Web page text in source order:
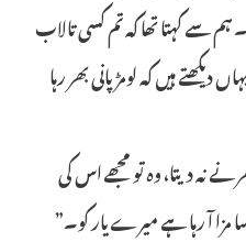
سے کہتا تھا کہ تم کسی تالاب
ہیں کہ لومڑ پانی بھر رہا
نہ دیتا، وہ تو مجھے اس کی
مزا آ رہا ہے میرے یار کو۔”